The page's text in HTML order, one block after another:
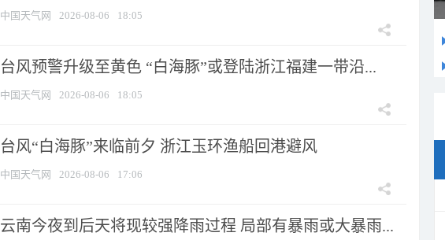
中国天气网 2026-08-06 18:05
台风预警升级至黄色 “白海豚”或登陆浙江福建一带沿...
中国天气网 2026-08-06 18:05
台风“白海豚”来临前夕 浙江玉环渔船回港避风
中国天气网 2026-08-06 17:06
云南今夜到后天将现较强降雨过程 局部有暴雨或大暴雨...